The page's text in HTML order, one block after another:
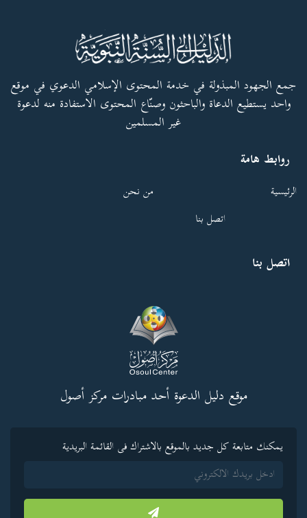
جمع الجهود المبذولة في خدمة المحتوى الإسلامي الدعوي في موقع
واحد يستطيع الدعاة والباحثون وصنّاع المحتوى الاستفادة منه لدعوة
غير المسلمين
روابط هامة
الرئيسية
من نحن
اتصل بنا
اتصل بنا
موقع دليل الدعوة أحد مبادرات مركز أصول
يمكنك متابعة كل جديد بالموقع بالاشتراك فى القائمة البريدية